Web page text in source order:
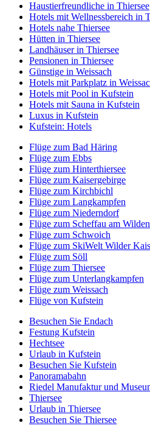
Haustierfreundliche in Thiersee
Hotels mit Wellnessbereich in
Hotels nahe Thiersee
Hütten in Thiersee
Landhäuser in Thiersee
Pensionen in Thiersee
Günstige in Weissach
Hotels mit Parkplatz in
Hotels mit Pool in Kufstein
Hotels mit Sauna in Kufstein
Luxus in Kufstein
Kufstein: Hotels
Flüge zum Bad Häring
Flüge zum Ebbs
Flüge zum Hinterthiersee
Flüge zum Kaisergebirge
Flüge zum Kirchbichl
Flüge zum Langkampfen
Flüge zum Niederndorf
Flüge zum Scheffau am
Flüge zum Schwoich
Flüge zum SkiWelt Wilder
Flüge zum Söll
Flüge zum Thiersee
Flüge zum Unterlangkampfen
Flüge zum Weissach
Flüge von Kufstein
Besuchen Sie Endach
Festung Kufstein
Hechtsee
Urlaub in Kufstein
Besuchen Sie Kufstein
Panoramabahn
Riedel Manufaktur und
Thiersee
Urlaub in Thiersee
Besuchen Sie Thiersee